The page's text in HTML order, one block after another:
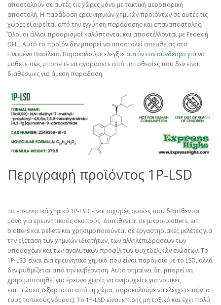
αποσταλούν σε αυτές τις χώρες μόνο με τακτική αεροπορική
αποστολή. Η παράδοση ερευνητικών χημικών προϊόντων σε αυτές τις
χώρες εξαιρείται από την εγγύηση παράδοσης και επαναποστολής.
Όλοι οι άλλοι προορισμοί καλύπτονται και αποστέλλονται με Fedex ή
DHL. Αυτό το προϊόν δεν μπορεί να αποσταλεί απευθείας στο
Ηνωμένο Βασίλειο. Παρακαλούμε ελέγξτε αυτόν τον σύνδεσμο για να
μάθετε πώς μπορείτε να αγοράσετε από τοποθεσίες που δεν είναι
διαθέσιμες για άμεση παράδοση.
Περιγραφή προϊόντος 1P-LSD
Τα ερευνητικά χημικά 1P-LSD είναι ισχυρές ουσίες που διατίθενται
μόνο για ερευνητικούς σκοπούς. Διατίθενται σε μικρο-blotters, art
blotters και pellets και χρησιμοποιούνται σε εργαστηριακές μελέτες για
την εξέταση των χημικών ιδιοτήτων, των αλληλεπιδράσεων των
υποδοχέων και των αναλυτικών προφίλ των ψυχεδελικών ενώσεων. Το
1P-LSD είναι ένα ερευνητικό χημικό που είναι παρόμοιο με το LSD, αλλά
δεν ρυθμίζεται από την κυβέρνηση. Αυτό σημαίνει ότι μπορεί να
χρησιμοποιηθεί για έρευνα χωρίς να ανησυχείτε για νομικές
επιπτώσεις (εξαρτάται από τη χώρα, παρακαλούμε να ελέγχετε πάντα
τους τοπικούς νόμους). Το 1P-LSD είναι επίσης μη τοξικό και έχει πολύ